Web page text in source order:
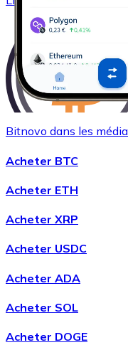
AcheterWrapped
AcheterAvalanche
Bitnovo dans les
Acheter BTC
Acheter ETH
Acheter XRP
Acheter USDC
Acheter ADA
Acheter SOL
Acheter DOGE